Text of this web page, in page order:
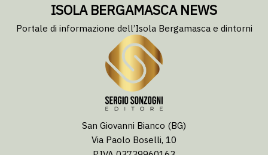
ISOLA BERGAMASCA NEWS
Portale di informazione dell’Isola Bergamasca e dintorni
San Giovanni Bianco (BG)
Via Paolo Boselli, 10